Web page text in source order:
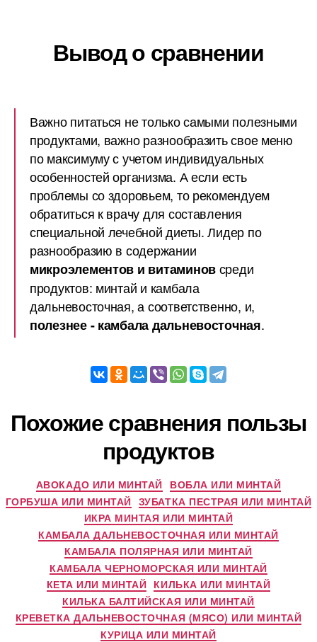
Вывод о сравнении
Важно питаться не только самыми полезными
продуктами, важно разнообразить свое меню
по максимуму с учетом индивидуальных
особенностей организма. А если есть
проблемы со здоровьем, то рекомендуем
обратиться к врачу для составления
специальной лечебной диеты. Лидер по
разнообразию в содержании
микроэлементов и витаминовсреди
продуктов: минтай и камбала
дальневосточная, а соответственно, и,
полезнее - камбала дальневосточная.
Похожие сравнения пользы
продуктов
АВОКАДО ИЛИ МИНТАЙ ВОБЛА ИЛИ МИНТАЙ
ГОРБУША ИЛИ МИНТАЙ ЗУБАТКА ПЕСТРАЯ ИЛИ МИНТАЙ
ИКРА МИНТАЯ ИЛИ МИНТАЙ
КАМБАЛА ДАЛЬНЕВОСТОЧНАЯ ИЛИ МИНТАЙ
КАМБАЛА ПОЛЯРНАЯ ИЛИ МИНТАЙ
КАМБАЛА ЧЕРНОМОРСКАЯ ИЛИ МИНТАЙ
КЕТА ИЛИ МИНТАЙ КИЛЬКА ИЛИ МИНТАЙ
КИЛЬКА БАЛТИЙСКАЯ ИЛИ МИНТАЙ
КРЕВЕТКА ДАЛЬНЕВОСТОЧНАЯ (МЯСО) ИЛИ МИНТАЙ
КУРИЦА ИЛИ МИНТАЙ